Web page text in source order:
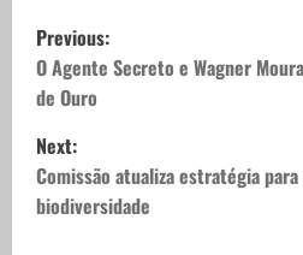
P
o
s
t
n
Previous:
O Agente Secreto e Wagner
de Ouro
Next:
Comissão atualiza estratégia
biodiversidade